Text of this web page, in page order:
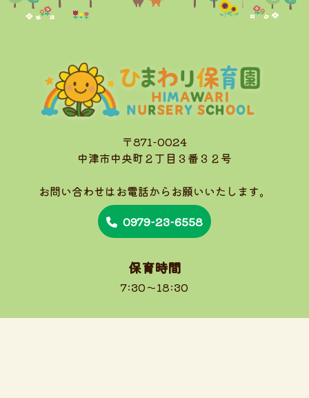
〒871-0024
中津市中央町２丁目３番３２号
お問い合わせはお電話からお願いいたします。
0979-23-6558
保育時間
7:30～18:30